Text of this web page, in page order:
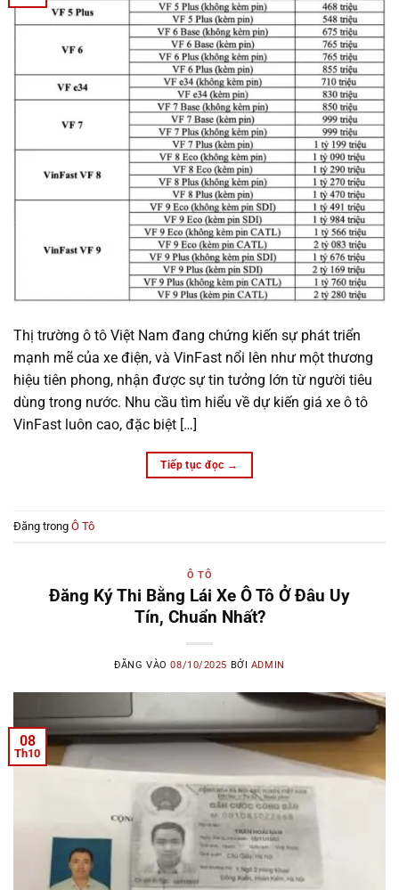
Thị trường ô tô Việt Nam đang chứng kiến sự phát triển
mạnh mẽ của xe điện, và VinFast nổi lên như một thương
hiệu tiên phong, nhận được sự tin tưởng lớn từ người tiêu
dùng trong nước. Nhu cầu tìm hiểu về dự kiến giá xe ô tô
VinFast luôn cao, đặc biệt […]
Tiếp tục đọc →
Đăng trong Ô Tô
Ô TÔ
Đăng Ký Thi Bằng Lái Xe Ô Tô Ở Đâu Uy
Tín, Chuẩn Nhất?
ĐĂNG VÀO08/10/2025 BỞI ADMIN
08
Th10